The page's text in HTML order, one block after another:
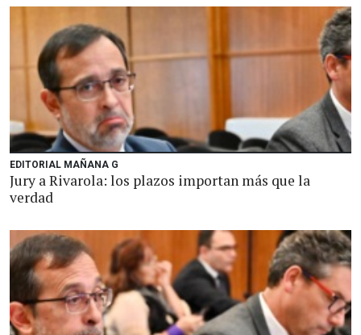
EDITORIAL MAÑANA G
Jury a Rivarola: los plazos importan más que la
verdad